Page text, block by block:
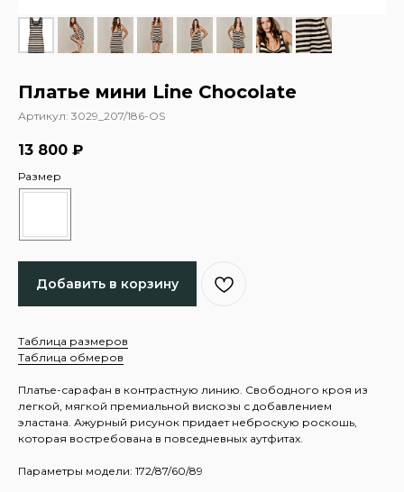
Платье мини Line Chocolate
Артикул: 3029_207/186-OS
13 800 ₽
Размер
Добавить в корзину
Таблица размеров
Таблица обмеров
Платье-сарафан в контрастную линию. Свободного кроя из
легкой, мягкой премиальной вискозы с добавлением
эластана. Ажурный рисунок придает неброскую роскошь,
которая востребована в повседневных аутфитах.
Параметры модели: 172/87/60/89